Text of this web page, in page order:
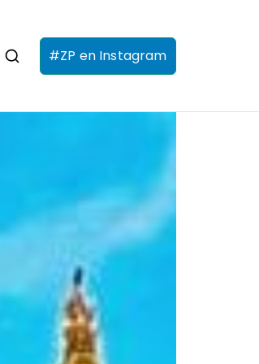
#ZP en Instagram